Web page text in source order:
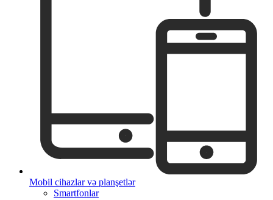
Mobil cihazlar və planşetlər
Smartfonlar